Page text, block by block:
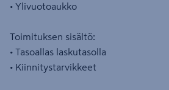
• Ylivuotoaukko
Toimituksen sisältö:
• Tasoallas laskutasolla
• Kiinnitystarvikkeet